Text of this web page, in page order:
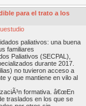
para el trato a los
paliativos: una buena
familiares
Paliativos (SECPAL),
durante 2017.
no tuvieron acceso a
y que mantiene en vilo al
formativa. â€œEn
traslados en los que se